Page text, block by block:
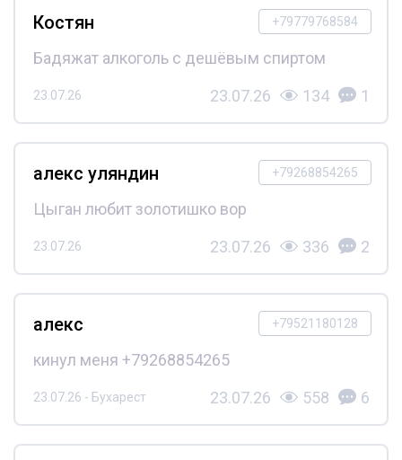
+79779768584
Костян
Бадяжат алкоголь с дешёвым спиртом
23.07.26 23.07.26 134 1
+79268854265
алекс уляндин
Цыган любит золотишко вор
23.07.26 23.07.26 336 2
+79521180128
алекс
кинул меня +79268854265
23.07.26 - Бухарест 23.07.26 558 6